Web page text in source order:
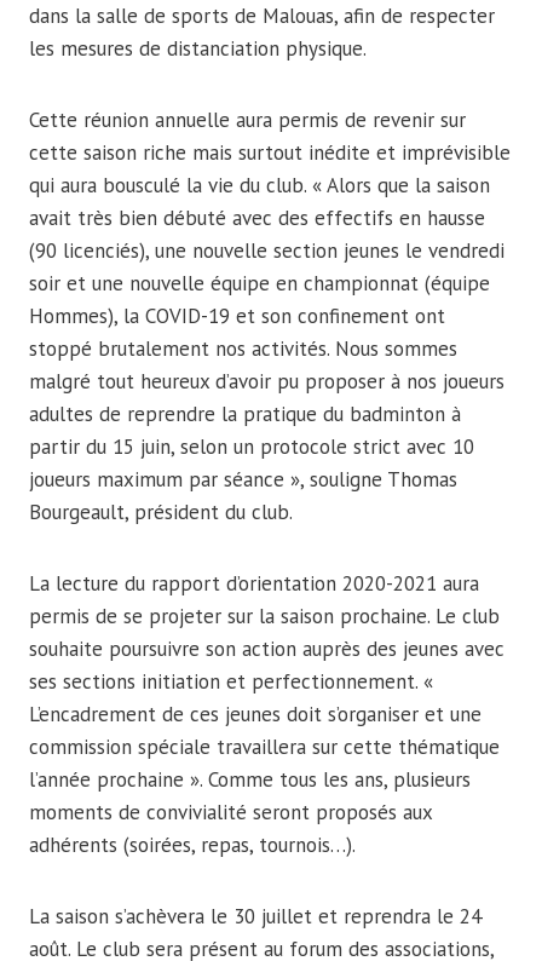
dans la salle de sports de Malouas, afin de respecter
les mesures de distanciation physique.
Cette réunion annuelle aura permis de revenir sur
cette saison riche mais surtout inédite et imprévisible
qui aura bousculé la vie du club. « Alors que la saison
avait très bien débuté avec des effectifs en hausse
(90 licenciés), une nouvelle section jeunes le vendredi
soir et une nouvelle équipe en championnat (équipe
Hommes), la COVID-19 et son confinement ont
stoppé brutalement nos activités. Nous sommes
malgré tout heureux d’avoir pu proposer à nos joueurs
adultes de reprendre la pratique du badminton à
partir du 15 juin, selon un protocole strict avec 10
joueurs maximum par séance », souligne Thomas
Bourgeault, président du club.
La lecture du rapport d’orientation 2020-2021 aura
permis de se projeter sur la saison prochaine. Le club
souhaite poursuivre son action auprès des jeunes avec
ses sections initiation et perfectionnement. «
L’encadrement de ces jeunes doit s’organiser et une
commission spéciale travaillera sur cette thématique
l’année prochaine ». Comme tous les ans, plusieurs
moments de convivialité seront proposés aux
adhérents (soirées, repas, tournois…).
La saison s’achèvera le 30 juillet et reprendra le 24
août. Le club sera présent au forum des associations,